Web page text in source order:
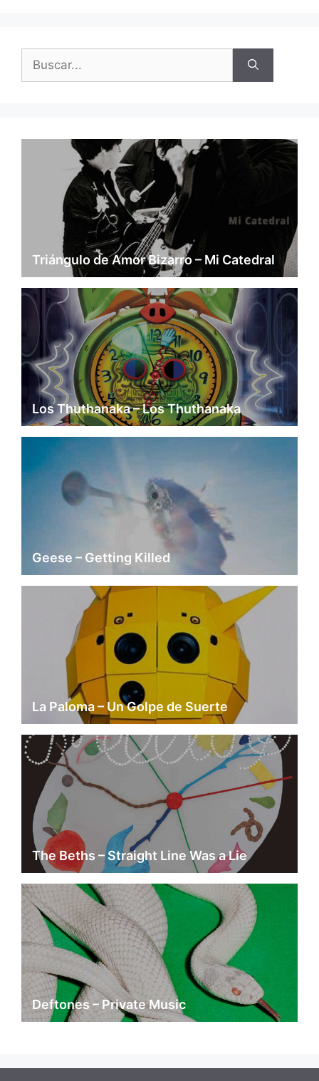
Triángulo de Amor Bizarro – Mi Catedral
Los Thuthanaka – Los Thuthanaka
Geese – Getting Killed
La Paloma – Un Golpe de Suerte
The Beths – Straight Line Was a Lie
Deftones – Private Music